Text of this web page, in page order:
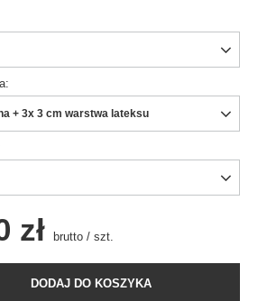
+ 3x 3 cm warstwa lateksu
zł brutto / szt.
DODAJ DO KOSZYKA